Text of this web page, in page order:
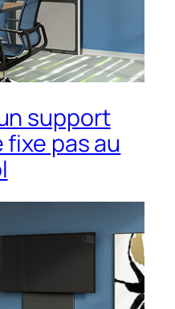
support
fixe pas au